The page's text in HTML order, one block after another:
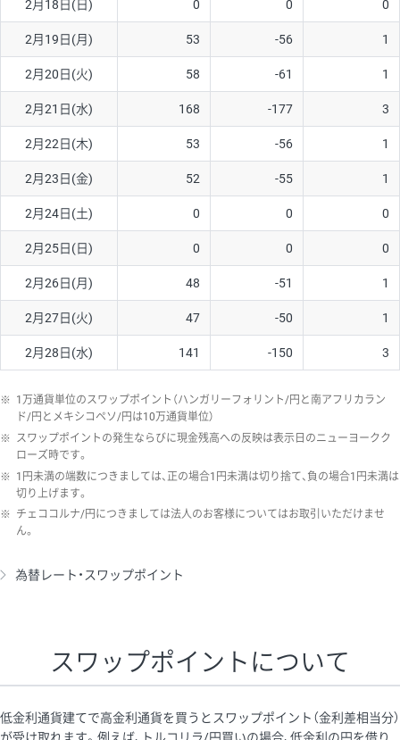
ソ/円は10万通貨単位。
2月18日(日) 0 0 0
2月19日(月) 53 -56 1
2月20日(火) 58 -61 1
2月21日(水) 168 -177 3
2月22日(木) 53 -56 1
2月23日(金) 52 -55 1
2月24日(土) 0 0 0
2月25日(日) 0 0 0
2月26日(月) 48 -51 1
2月27日(火) 47 -50 1
2月28日(水) 141 -150 3
※ 1万通貨単位のスワップポイント（ハンガリーフォリント/円と南アフリカラン
ド/円とメキシコペソ/円は10万通貨単位）
※ スワップポイントの発生ならびに現金残高への反映は表示日のニューヨークク
ローズ時です。
※ 1円未満の端数につきましては、正の場合1円未満は切り捨て、負の場合1円未満は
切り上げます。
※ チェココルナ/円につきましては法人のお客様についてはお取引いただけませ
ん。
為替レート・スワップポイント
スワップポイントについて
低金利通貨建てで高金利通貨を買うとスワップポイント（金利差相当分）